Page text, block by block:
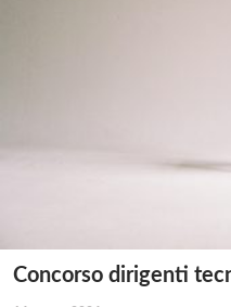
Concorso dirigenti